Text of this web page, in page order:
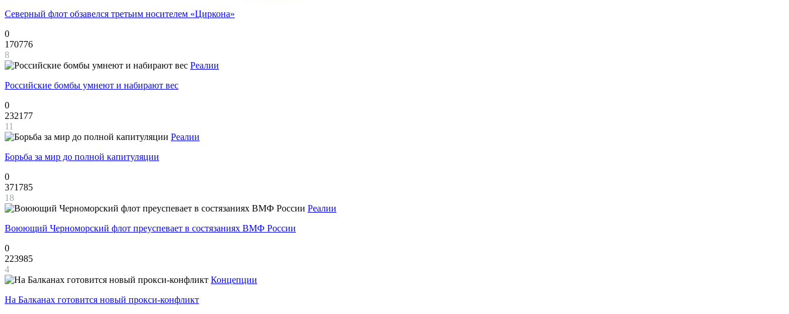
Северный флот обзавелся третьим носителем «Циркона»
0
170776
8
Реалии
Российские бомбы умнеют и набирают вес
0
232177
11
Реалии
Борьба за мир до полной капитуляции
0
371785
18
Реалии
Воюющий Черноморский флот преуспевает в состязаниях ВМФ России
0
223985
4
Концепции
На Балканах готовится новый прокси-конфликт